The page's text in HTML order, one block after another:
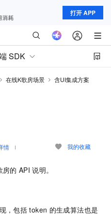
打开 APP
SDK
在线K歌房场景
含UI集成方案
情 我的收藏
房的 API 说明。
，包括 token 的生成算法也是